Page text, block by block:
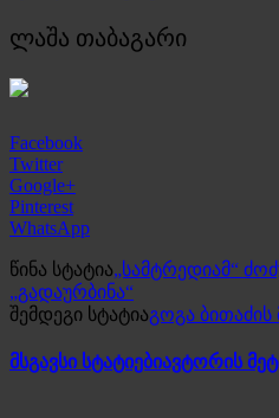
ლაშა თაბაგარი
Facebook
Twitter
Google+
Pinterest
WhatsApp
წინა სტატია„სამტრედიამ“
„გადაურბინა“
შემდეგი სტატიაგოგა ბითაძის
მსგავსი სტატიებიავტორის